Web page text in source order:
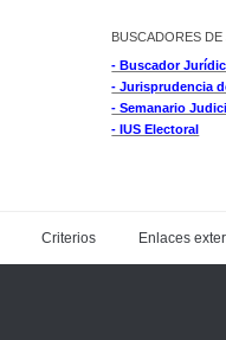
BUSCADORES
- Buscador
- Jurisprudencia
- Semanario
- IUS Electoral
Criterios Enlaces